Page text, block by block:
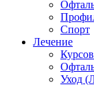
Спорт
Лечение
Уход